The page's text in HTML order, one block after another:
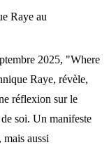
Raye au
2025, "Where
Raye, révèle,
réflexion sur le
soi. Un manifeste
mais aussi